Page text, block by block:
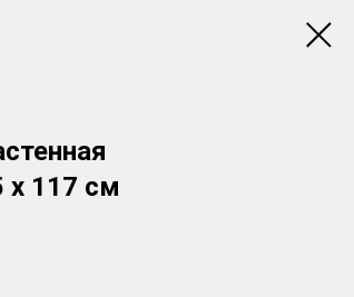
х 117 см